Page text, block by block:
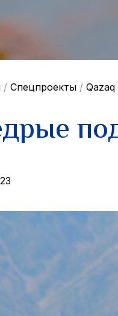
/ Спецпроекты / Qazaq